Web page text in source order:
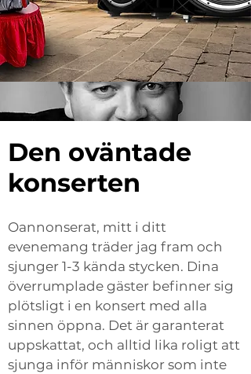
Den oväntade
konserten
Oannonserat, mitt i ditt
evenemang träder jag fram och
sjunger 1-3 kända stycken. Dina
överrumplade gäster befinner sig
plötsligt i en konsert med alla
sinnen öppna. Det är garanterat
uppskattat, och alltid lika roligt att
sjunga inför människor som inte